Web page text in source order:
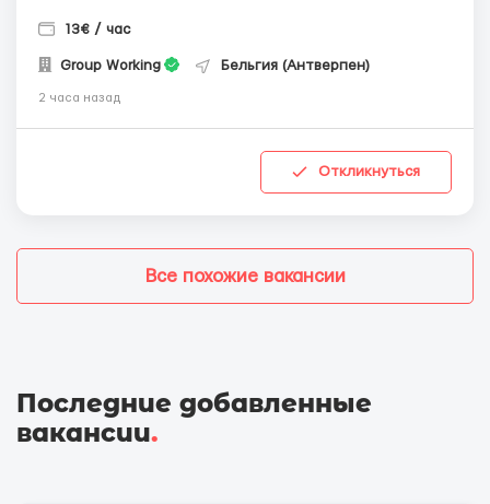
13€ / час
Group Working Бельгия (Антверпен)
2 часа назад
Откликнуться
Все похожие вакансии
Последние добавленные
вакансии.